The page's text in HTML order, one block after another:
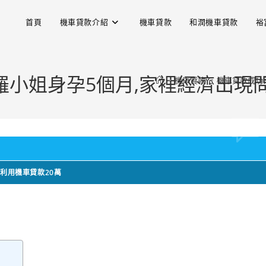
首頁 機車貸款介紹 機車貸款 和潤機車貸款 裕
姐身孕5個月,家裡經濟出現
> 機車貸款 > 機車貸款成功
用機車貸款20萬